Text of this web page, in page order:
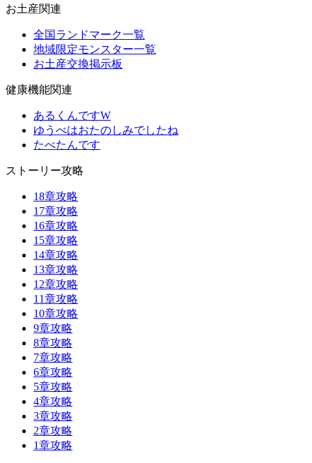
お土産関連
全国ランドマーク一覧
地域限定モンスター一覧
お土産交換掲示板
健康機能関連
あるくんですW
ゆうべはおたのしみでしたね
たべたんです
ストーリー攻略
18章攻略
17章攻略
16章攻略
15章攻略
14章攻略
13章攻略
12章攻略
11章攻略
10章攻略
9章攻略
8章攻略
7章攻略
6章攻略
5章攻略
4章攻略
3章攻略
2章攻略
1章攻略